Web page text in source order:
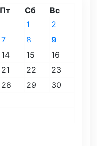
Пт Сб Вс
1
2
7 8
9
14 15
16
21 22
23
28 29
30